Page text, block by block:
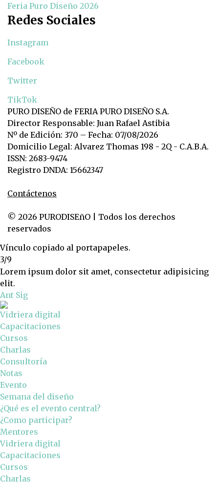
Feria Puro Diseño 2026
Redes Sociales
Instagram
Facebook
Twitter
TikTok
PURO DISEÑO de FERIA PURO DISEÑO S.A.
Director Responsable: Juan Rafael Astibia
Nº de Edición: 370 – Fecha: 07/08/2026
Domicilio Legal: Alvarez Thomas 198 - 2Q - C.A.B.A.
ISSN: 2683-9474
Registro DNDA: 15662347
Contáctenos
© 2026 PURODISEñO | Todos los derechos
reservados
Vínculo copiado al portapapeles.
3/9
Lorem ipsum dolor sit amet, consectetur adipisicing
elit.
Ant Sig
Vidriera digital
Capacitaciones
Cursos
Charlas
Consultoría
Notas
Evento
Semana del diseño
¿Qué es el evento central?
¿Como participar?
Mentores
Vidriera digital
Capacitaciones
Cursos
Charlas